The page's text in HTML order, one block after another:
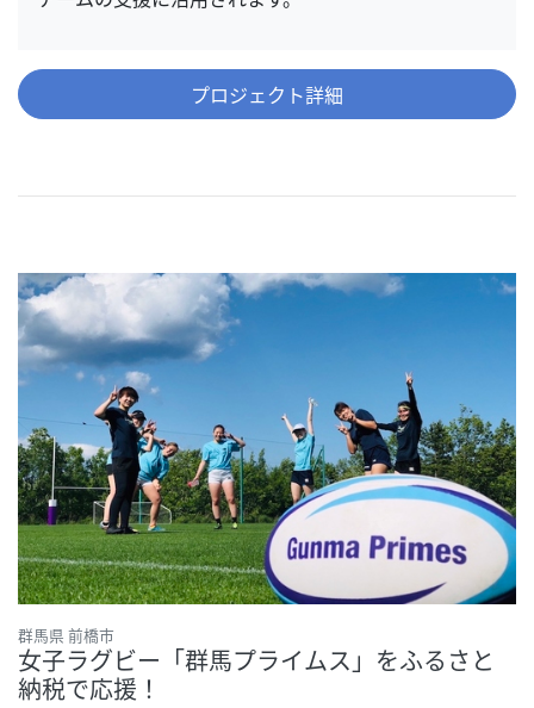
プロジェクト詳細
群馬県 前橋市
女子ラグビー「群馬プライムス」をふるさと
納税で応援！